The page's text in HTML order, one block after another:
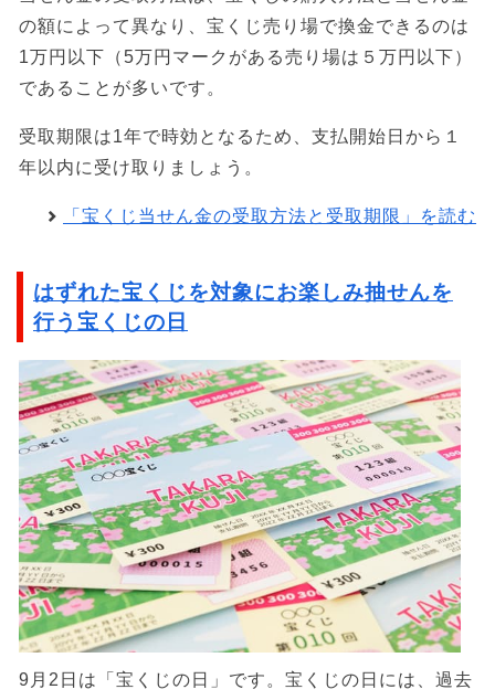
の額によって異なり、宝くじ売り場で換金できるのは
1万円以下（5万円マークがある売り場は５万円以下）
であることが多いです。
受取期限は1年で時効となるため、支払開始日から１
年以内に受け取りましょう。
「宝くじ当せん金の受取方法と受取期限」を読む
はずれた宝くじを対象にお楽しみ抽せんを
行う宝くじの日
9月2日は「宝くじの日」です。宝くじの日には、過去